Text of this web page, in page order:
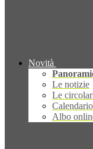
Novità
Le notizie
Le
Albo